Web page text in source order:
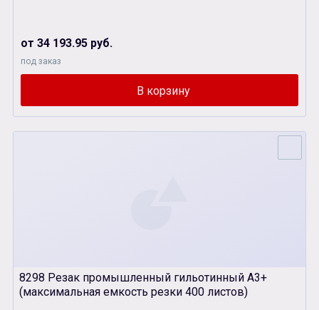
от 34 193.95 руб.
под заказ
8298 Резак промышленный гильотинный А3+
(максимальная емкость резки 400 листов)